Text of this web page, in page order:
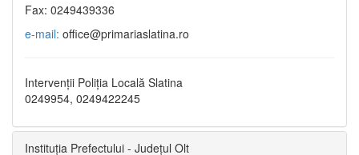
Fax: 0249439336
e-mail: office@primariaslatina.ro
Intervenții Poliția Locală Slatina
0249954, 0249422245
Instituția Prefectului - Județul Olt